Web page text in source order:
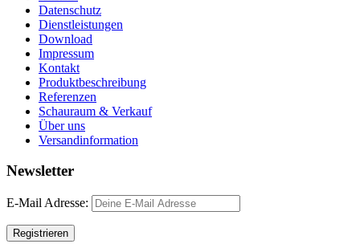
Datenschutz
Dienstleistungen
Download
Impressum
Kontakt
Produktbeschreibung
Referenzen
Schauraum & Verkauf
Über uns
Versandinformation
Newsletter
E-Mail Adresse: